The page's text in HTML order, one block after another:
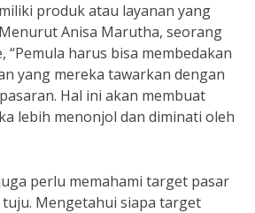
produk atau layanan yang
Anisa Marutha, seorang
“Pemula harus bisa membedakan
yang mereka tawarkan dengan
Hal ini akan membuat
lebih menonjol dan diminati oleh
perlu memahami target pasar
Mengetahui siapa target